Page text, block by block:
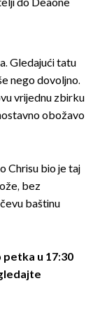
do Deaone
Gledajući tatu
nego dovoljno.
vrijednu zbirku
obožavo
Chrisu bio je taj
bez
baštinu
u 17:30